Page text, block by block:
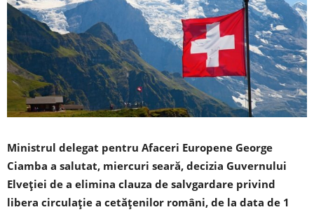
Ministrul delegat pentru Afaceri Europene George
Ciamba a salutat, miercuri seară, decizia Guvernului
Elveţiei de a elimina clauza de salvgardare privind
libera circulaţie a cetăţenilor români, de la data de 1